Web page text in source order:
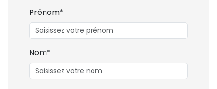
Prénom*
Nom*